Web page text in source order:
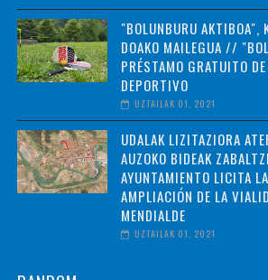
"BOLUNBURU AKTIBOA",
DOAKO MAILEGUA //
PRÉSTAMO GRATUITO
DEPORTIVO
UZTAILAK 01, 2021
UDALAK LIZITAZIORA
AUZOKO BIDEAK
AYUNTAMIENTO LICITA
AMPLIACIÓN DE LA
MENDIALDE
UZTAILAK 01, 2021